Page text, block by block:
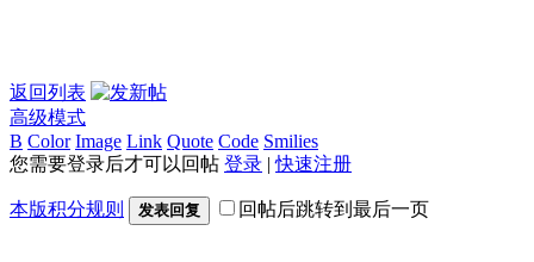
返回列表
高级模式
B Color Image Link Quote Code Smilies
您需要登录后才可以回帖 登录 |快速注册
本版积分规则 发表回复 回帖后跳转到最后一页